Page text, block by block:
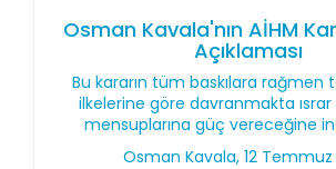
Osman Kavala'nın AİHM
Açıklaması
Bu kararın tüm baskılara rağmen
ilkelerine göre davranmakta ısrar
mensuplarına güç vereceğine
Osman Kavala, 12 Temmuz